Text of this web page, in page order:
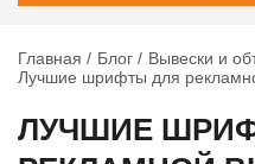
Главная Блог
Вывески и
Лучшие шрифты для
ЛУЧШИЕ